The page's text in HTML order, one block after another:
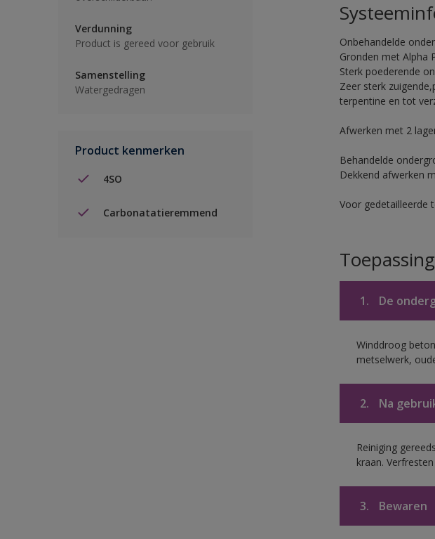
Verdunning
Product is gereed voor gebruik
Samenstelling
Watergedragen
Product kenmerken
4SO
Carbonatatieremmend
Onbehandelde
Gronden met Alpha
Sterk poederende
Zeer sterk
terpentine en tot
Afwerken met 2
Behandelde
Dekkend afwerken
Voor gedetailleerde
1. De
Winddroog
metselwerk,
2. Na
Reiniging
kraan.
3. Bewaren